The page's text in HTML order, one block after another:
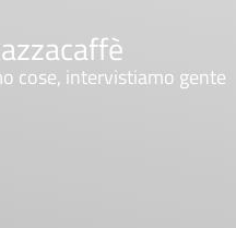
cose, intervistiamo gente